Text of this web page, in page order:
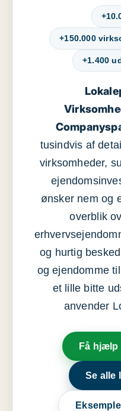
+150.000
+1.400
tusindvis af
virksomheder,
ønsker nem og
overblik
og hurtig
og ejendomme
et lille bitte
anvender
Få hjælp
Se alle